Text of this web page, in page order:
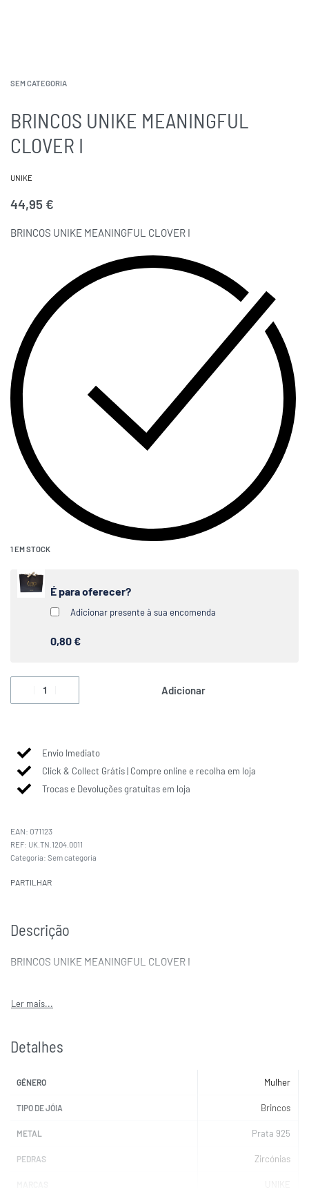
SEM CATEGORIA
BRINCOS UNIKE MEANINGFUL
CLOVER I
UNIKE
44,95 €
BRINCOS UNIKE MEANINGFUL CLOVER I
1 EM STOCK
É para oferecer?
Adicionar presente à sua encomenda
0,80 €
Adicionar
Envio Imediato
Click & Collect Grátis | Compre online e recolha em loja
Trocas e Devoluções gratuitas em loja
EAN: 071123
UK.TN.1204.0011
Categoria: Sem categoria
PARTILHAR
Descrição
BRINCOS UNIKE MEANINGFUL CLOVER I
Detalhes
GÉNERO Mulher
TIPO DE JÓIA Brincos
METAL Prata 925
PEDRAS Zircónias